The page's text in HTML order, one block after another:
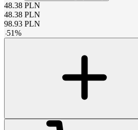
48.38 PLN
48.38 PLN
98.93 PLN
-51%